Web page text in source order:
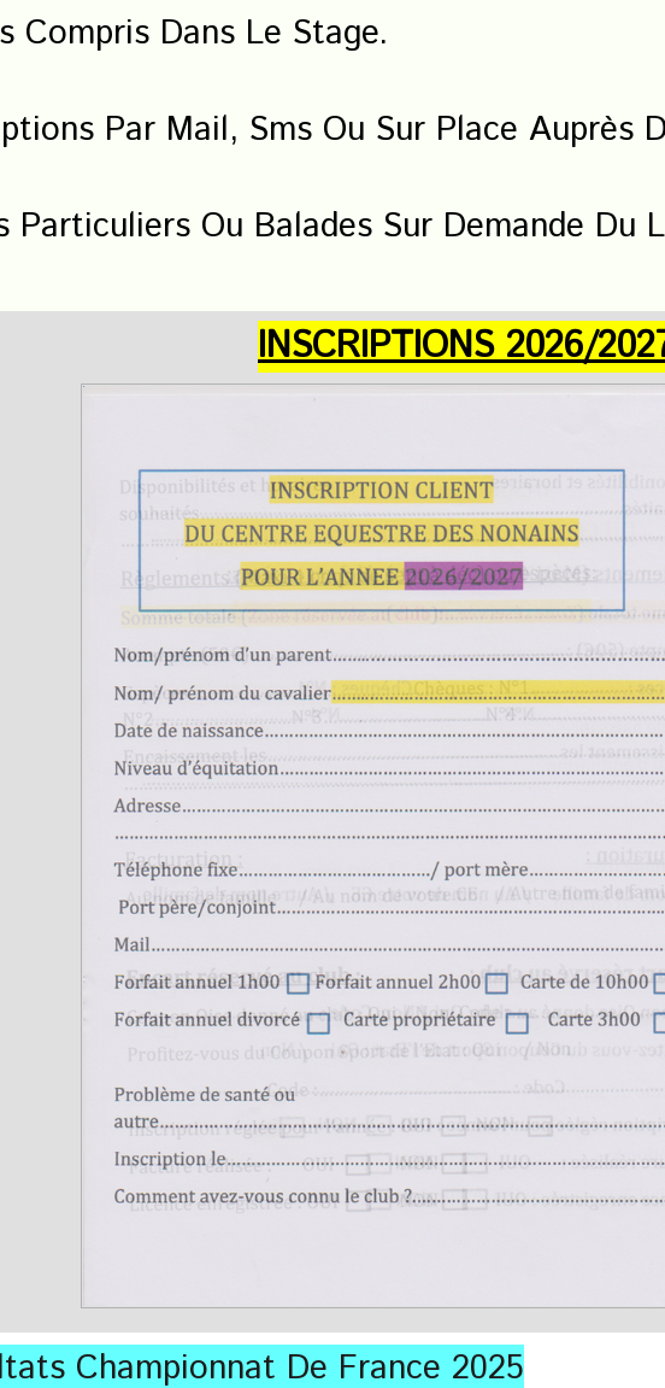
Compris Dans Le Stage.
Par Mail, Sms Ou Sur Place Auprès
Particuliers Ou Balades Sur Demande Du
INSCRIPTIONS 2026/
Championnat De France 2025